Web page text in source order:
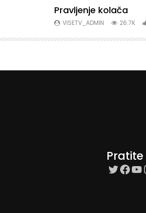
Pravljenje kolača
VISETV_ADMIN 26.7K